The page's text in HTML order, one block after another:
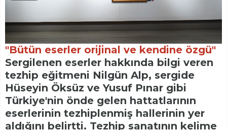
"Bütün eserler orijinal ve kendine özgü"
Sergilenen eserler hakkında bilgi veren
tezhip eğitmeni Nilgün Alp, sergide
Hüseyin Öksüz ve Yusuf Pınar gibi
Türkiye'nin önde gelen hattatlarının
eserlerinin tezhiplenmiş hallerinin yer
aldığını belirtti. Tezhip sanatının kelime